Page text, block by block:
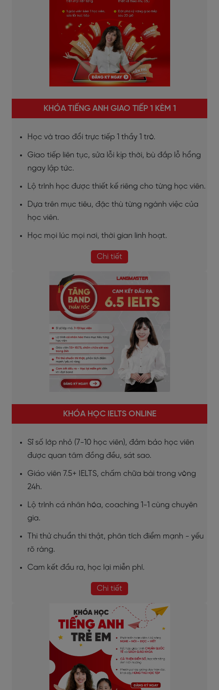
KHÓA TIẾNG ANH GIAO TIẾP 1 KÈM 1
Học và trao đổi trực tiếp 1 thầy 1 trò.
Giao tiếp liên tục, sửa lỗi kịp thời, bù đắp lỗ hổng
ngay lập tức.
Lộ trình học được thiết kế riêng cho từng học viên.
Dựa trên mục tiêu, đặc thù từng ngành việc của
học viên.
Học mọi lúc mọi nơi, thời gian linh hoạt.
Chi tiết
KHÓA HỌC IELTS ONLINE
Sĩ số lớp nhỏ (7-10 học viên), đảm bảo học viên
được quan tâm đồng đều, sát sao.
Giáo viên 7.5+ IELTS, chấm chữa bài trong vòng
24h.
Lộ trình cá nhân hóa, coaching 1-1 cùng chuyên
gia.
Thi thử chuẩn thi thật, phân tích điểm mạnh - yếu
rõ ràng.
Cam kết đầu ra, học lại miễn phí.
Chi tiết